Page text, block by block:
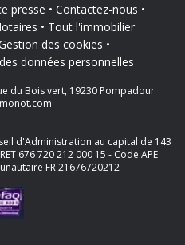
presse
Contactez-nous
Tout l'immobilier
des cookies
données personnelles
du Bois vert, 19230 Pompadour
d'Administration au capital de 143
676 720 212 000 15 - Code APE
FR 21676720212